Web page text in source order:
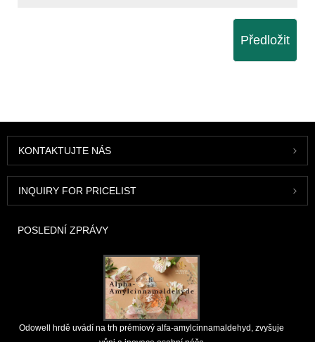
Předložit
KONTAKTUJTE NÁS
INQUIRY FOR PRICELIST
POSLEDNÍ ZPRÁVY
Odowell hrdě uvádí na trh prémiový alfa-amylcinnamaldehyd, zvyšuje